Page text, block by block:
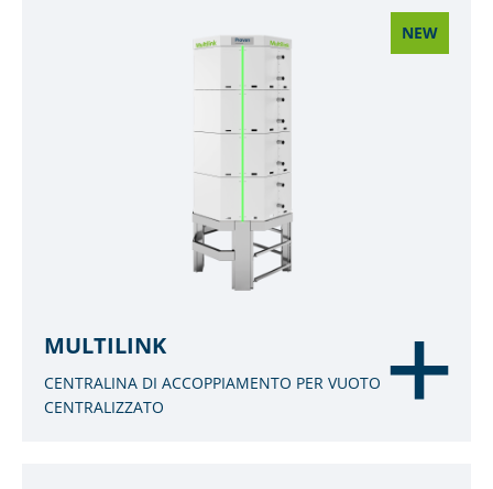
NEW
MULTILINK
CENTRALINA DI ACCOPPIAMENTO PER VUOTO
CENTRALIZZATO